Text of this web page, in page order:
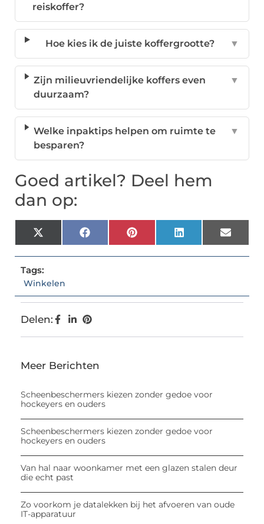
reiskoffer?
Hoe kies ik de juiste koffergrootte? ▼
Zijn milieuvriendelijke koffers even
duurzaam?
▼
Welke inpaktips helpen om ruimte te
besparen?
▼
Goed artikel? Deel hem
dan op:
X
(Twitter)
FacebookPinterestLinkedIn Email
Tags:
Winkelen
Delen:
Meer Berichten
Scheenbeschermers kiezen zonder gedoe voor
hockeyers en ouders
Scheenbeschermers kiezen zonder gedoe voor
hockeyers en ouders
Van hal naar woonkamer met een glazen stalen deur
die echt past
Zo voorkom je datalekken bij het afvoeren van oude
IT-apparatuur